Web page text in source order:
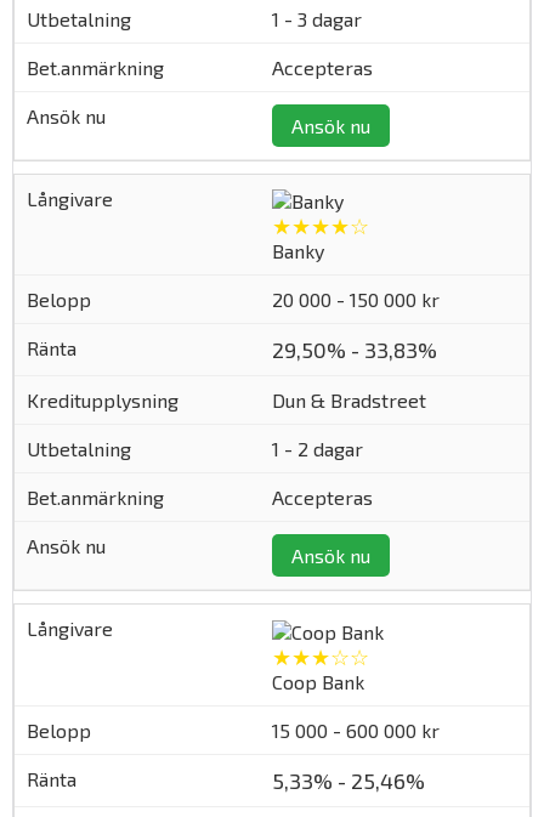
1 - 3 dagar
Accepteras
Ansök nu
★★★★☆
Banky
20 000 - 150 000 kr
29,50% - 33,83%
Dun & Bradstreet
1 - 2 dagar
Accepteras
Ansök nu
★★★☆☆
Coop Bank
15 000 - 600 000 kr
5,33% - 25,46%